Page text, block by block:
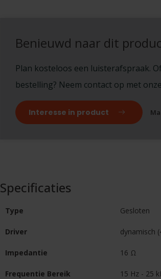
Benieuwd naar dit
Plan kosteloos een luisterafspraak.
bestelling? Neem contact op met
Interesse in product
Specificaties
Type Gesloten
Driver dynamisch
Impedantie 16 Ω
Frequentie Bereik 15 Hz - 25